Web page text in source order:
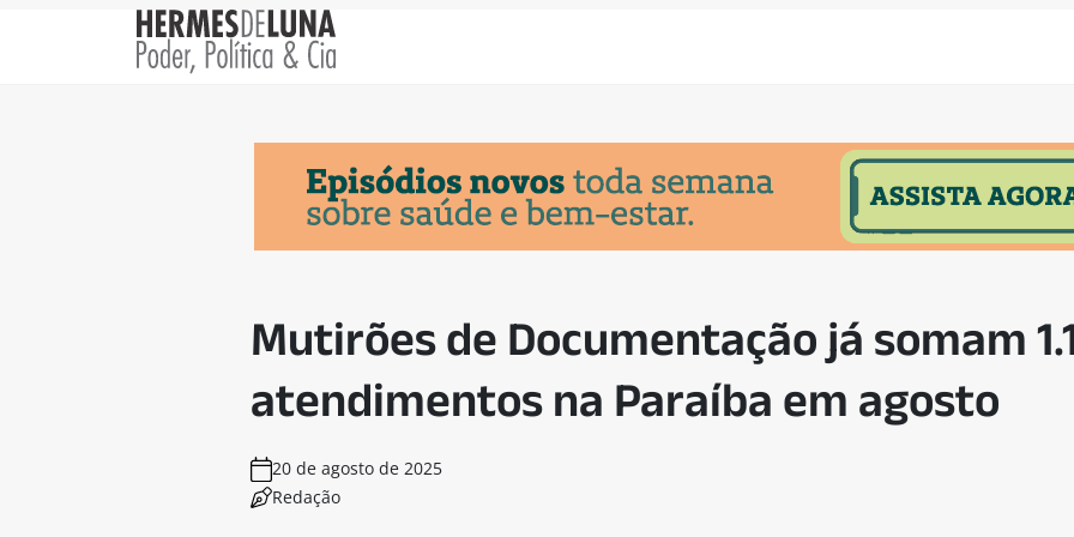
Mutirões de Documentação já somam
atendimentos na Paraíba em agosto
20 de agosto de 2025
Redação